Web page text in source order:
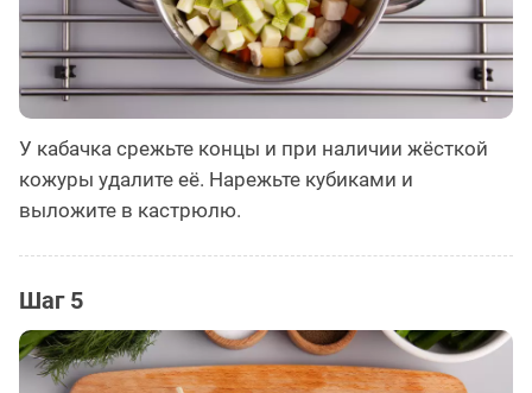
У кабачка срежьте концы и при наличии жёсткой
кожуры удалите её. Нарежьте кубиками и
выложите в кастрюлю.
Шаг 5